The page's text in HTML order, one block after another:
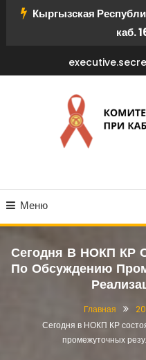
ПерейтиКыргызская
каб.
КСОЗ
Меню
Сегодня В НОКП КР
По Обсуждению
Главная
Сегодня в НОКП КР
промежуточных